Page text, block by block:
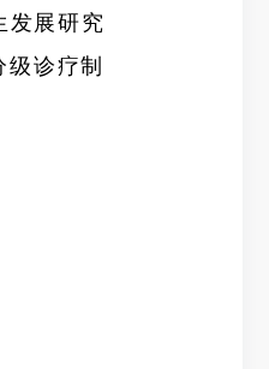
发展研究
诊疗制